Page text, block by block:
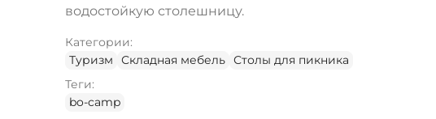
водостойкую столешницу.
Категории:
Туризм
Складная мебель Столы для пикника
Теги:
bo-camp